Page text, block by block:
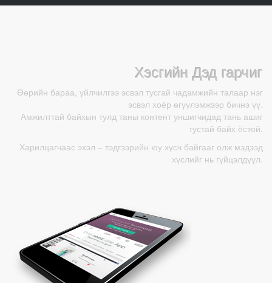
Хэсгийн Дэд гарчиг
Өөрийн бараа, үйлчилгээ эсвэл тусгай чадамжийн талаар нэг
эсвэл хоёр өгүүлэмжээр бичнэ үү.
Амжилттай байхын тулд таны контент уншигчидад тань ашиг
тустай байх ёстой.
Харилцагчаас эхэл – тэдгээрийн юу хүсч байгааг олж мэдээд
хүслийг нь гүйцэлдүүл.